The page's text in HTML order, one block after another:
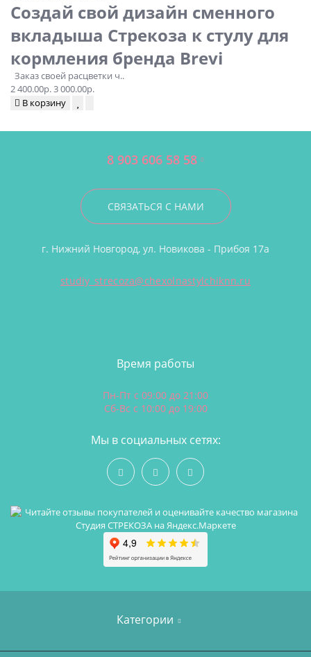
Создай свой дизайн сменного
вкладыша Стрекоза к стулу для
кормления бренда Brevi
Заказ своей расцветки ч..
2 400.00р.3 000.00р.
В корзину
8 903 606 58 58
СВЯЗАТЬСЯ С НАМИ
г. Нижний Новгород, ул. Новикова - Прибоя 17а
studiy_strecoza@chexolnastylchiknn.ru
Категории
Время работы
Пн-Пт с 09:00 до 21:00
Сб-Вс с 10:00 до 19:00
Мы в социальных сетях: